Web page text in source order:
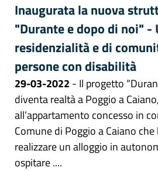
Inaugurata la nuova
"Durante e dopo di noi" -
residenzialità e di
persone con disabilità
29-03-2022 - Il progetto
diventa realtà a Poggio a
all’appartamento concesso in
Comune di Poggio a Caiano
realizzare un alloggio in
ospitare ....